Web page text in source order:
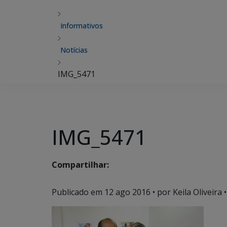
Informativos
Notícias
IMG_5471
IMG_5471
Compartilhar:
Publicado em 12 ago 2016 • por Keila Oliveira •